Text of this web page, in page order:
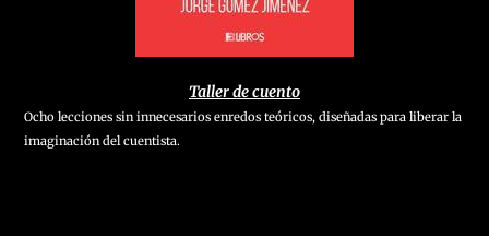
Taller de cuento
Ocho lecciones sin innecesarios enredos teóricos, diseñadas para liberar la
imaginación del cuentista.